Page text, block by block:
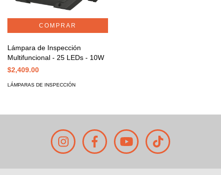
Lámpara de Inspección
Multifuncional - 25 LEDs - 10W
$2,409.00
LÁMPARAS DE INSPECCIÓN